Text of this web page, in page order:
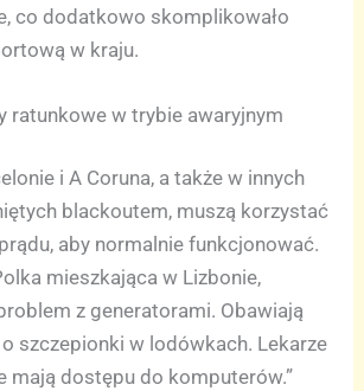
co dodatkowo skomplikowało
w kraju.
ratunkowe w trybie awaryjnym
i A Coruna, a także w innych
blackoutem, muszą korzystać
aby normalnie funkcjonować.
mieszkająca w Lizbonie,
z generatorami. Obawiają
o szczepionki w lodówkach. Lekarze
mają dostępu do komputerów.”